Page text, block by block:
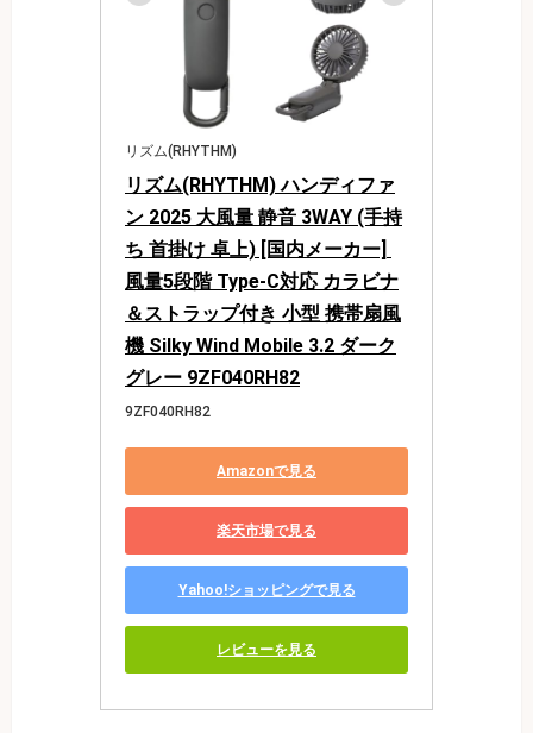
リズム(RHYTHM)
リズム(RHYTHM) ハンディファ
ン 2025 大風量 静音 3WAY (手持
ち 首掛け 卓上) [国内メーカー]
風量5段階 Type-C対応 カラビナ
＆ストラップ付き 小型 携帯扇風
機 Silky Wind Mobile 3.2 ダーク
グレー 9ZF040RH82
9ZF040RH82
Amazonで見る
楽天市場で見る
Yahoo!ショッピングで見る
レビューを見る